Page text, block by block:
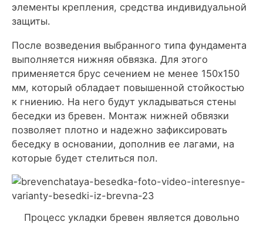
элементы крепления, средства индивидуальной
защиты.
После возведения выбранного типа фундамента
выполняется нижняя обвязка. Для этого
применяется брус сечением не менее 150х150
мм, который обладает повышенной стойкостью
к гниению. На него будут укладываться стены
беседки из бревен. Монтаж нижней обвязки
позволяет плотно и надежно зафиксировать
беседку в основании, дополнив ее лагами, на
которые будет стелиться пол.
Процесс укладки бревен является довольно